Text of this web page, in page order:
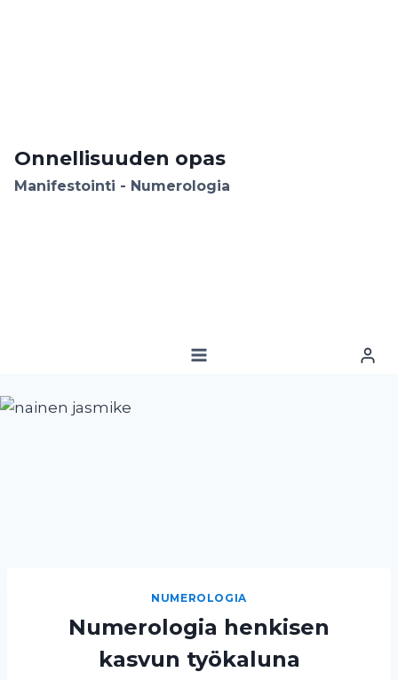
Onnellisuuden opas
Manifestointi - Numerologia
NUMEROLOGIA
Numerologia henkisen
kasvun työkaluna